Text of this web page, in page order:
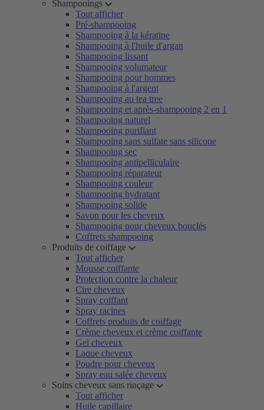
Shampooings
Tout afficher
Pré-shampooing
Shampooing à la kératine
Shampooing à l'huile d'argan
Shampooing lissant
Shampooing volumateur
Shampooing pour hommes
Shampooing à l'argent
Shampooing au tea tree
Shampooing et après-shampooing 2 en 1
Shampooing naturel
Shampooing purifiant
Shampooing sans sulfate sans silicone
Shampooing sec
Shampooing antipelliculaire
Shampooing réparateur
Shampooing couleur
Shampooing hydratant
Shampooing solide
Savon pour les cheveux
Shampooing pour cheveux bouclés
Coffrets shampooing
Produits de coiffage
Tout afficher
Mousse coiffante
Protection contre la chaleur
Cire cheveux
Spray coiffant
Spray racines
Coffrets produits de coiffage
Crème cheveux et crème coiffante
Gel cheveux
Laque cheveux
Poudre pour cheveux
Spray eau salée cheveux
Soins cheveux sans rinçage
Tout afficher
Huile capillaire